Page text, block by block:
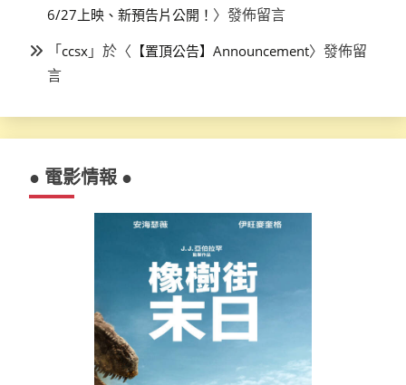
6/27上映、新預告片公開！ 〉發佈留言
「ccsx 」於〈 【置頂公告】Announcement〉發佈留
言
● 電影情報 ●